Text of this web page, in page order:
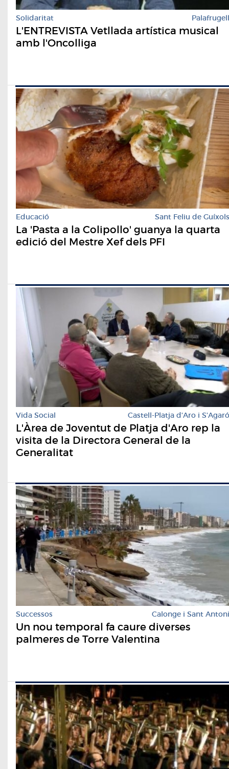
Solidaritat Palafrugell
L'ENTREVISTA Vetllada artística musical
amb l'Oncolliga
Educació Sant Feliu de Guíxols
La 'Pasta a la Colipollo' guanya la quarta
edició del Mestre Xef dels PFI
Vida Social Castell-Platja d'Aro i S'Agaró
L'Àrea de Joventut de Platja d'Aro rep la
visita de la Directora General de la
Generalitat
Successos Calonge i Sant Antoni
Un nou temporal fa caure diverses
palmeres de Torre Valentina